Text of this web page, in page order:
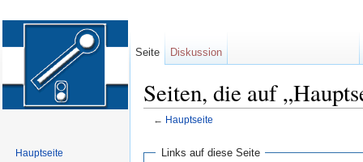
Seiten, die auf
← Hauptseite
Links auf diese Seite
Seite Diskussion
Hauptseite